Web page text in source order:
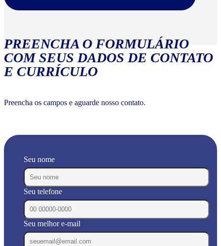
PREENCHA O FORMULÁRIO
COM SEUS DADOS DE CONTATO
E CURRÍCULO
Preencha os campos e aguarde nosso contato.
Seu nome
Seu telefone
Seu melhor e-mail